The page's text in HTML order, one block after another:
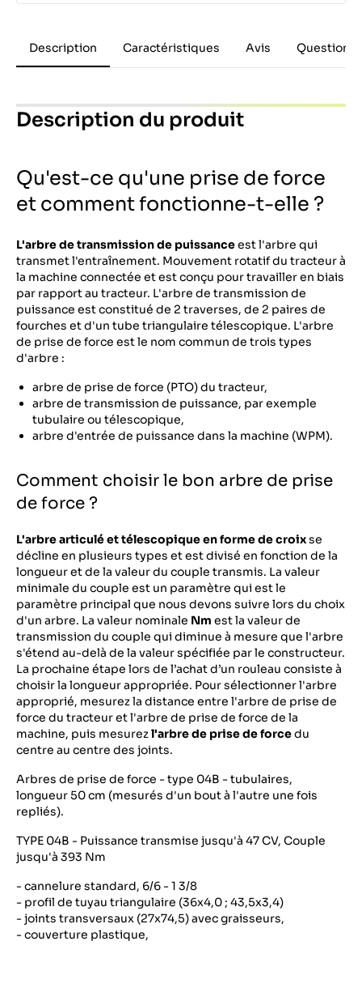
Description Caractéristiques Avis Questions
Description du produit
Qu'est-ce qu'une prise de force
et comment fonctionne-t-elle ?
L'arbre de transmission de puissanceest l'arbre qui
transmet l'entraînement. Mouvement rotatif du tracteur à
la machine connectée et est conçu pour travailler en biais
par rapport au tracteur. L'arbre de transmission de
puissance est constitué de 2 traverses, de 2 paires de
fourches et d'un tube triangulaire télescopique. L'arbre
de prise de force est le nom commun de trois types
d'arbre :
arbre de prise de force (PTO) du tracteur,
arbre de transmission de puissance, par exemple
tubulaire ou télescopique,
arbre d'entrée de puissance dans la machine (WPM).
Comment choisir le bon arbre de prise
de force ?
L'arbre articulé et télescopique en forme de croixse
décline en plusieurs types et est divisé en fonction de la
longueur et de la valeur du couple transmis. La valeur
minimale du couple est un paramètre qui est le
paramètre principal que nous devons suivre lors du choix
d'un arbre. La valeur nominale Nm est la valeur de
transmission du couple qui diminue à mesure que l'arbre
s'étend au-delà de la valeur spécifiée par le constructeur.
La prochaine étape lors de l’achat d’un rouleau consiste à
choisir la longueur appropriée. Pour sélectionner l'arbre
approprié, mesurez la distance entre l'arbre de prise de
force du tracteur et l'arbre de prise de force de la
machine, puis mesurezl'arbre de prise de forcedu
centre au centre des joints.
Arbres de prise de force - type 04B - tubulaires,
longueur 50 cm (mesurés d'un bout à l'autre une fois
repliés).
TYPE 04B - Puissance transmise jusqu'à 47 CV, Couple
jusqu'à 393 Nm
- cannelure standard, 6/6 - 1 3/8
- profil de tuyau triangulaire (36x4,0 ; 43,5x3,4)
- joints transversaux (27x74,5) avec graisseurs,
- couverture plastique,